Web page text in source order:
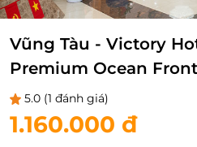
Vũng Tàu - Victory
Premium Ocean Front
5.0 (1 đánh giá)
1.160.000 đ